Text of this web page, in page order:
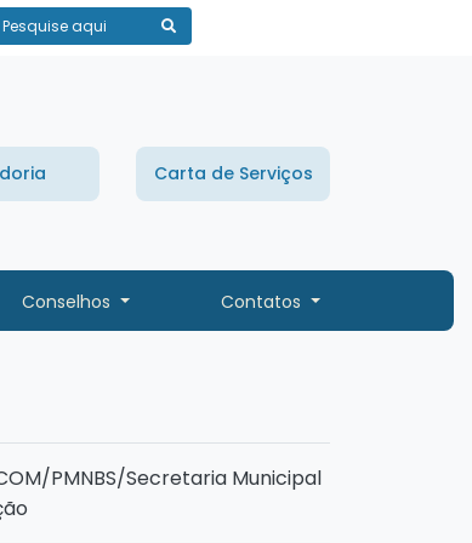
Carta de Serviços
Conselhos Contatos
PMNBS/Secretaria Municipal